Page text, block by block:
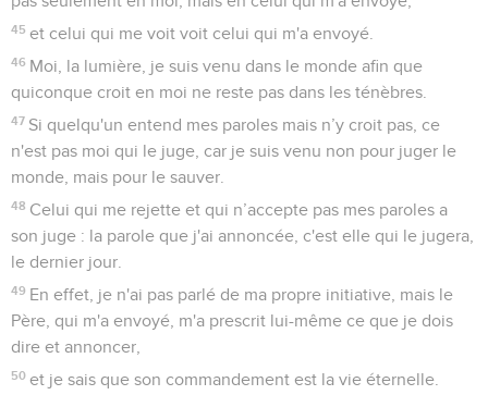
45 et celui qui me voit voit celui qui m'a envoyé.
46 Moi, la lumière, je suis venu dans le monde afin que
quiconque croit en moi ne reste pas dans les ténèbres.
47 Si quelqu'un entend mes paroles mais n’y croit pas, ce
n'est pas moi qui le juge, car je suis venu non pour juger le
monde, mais pour le sauver.
48 Celui qui me rejette et qui n’accepte pas mes paroles a
son juge : la parole que j'ai annoncée, c'est elle qui le jugera,
le dernier jour.
49 En effet, je n'ai pas parlé de ma propre initiative, mais le
Père, qui m'a envoyé, m'a prescrit lui-même ce que je dois
dire et annoncer,
50 et je sais que son commandement est la vie éternelle.